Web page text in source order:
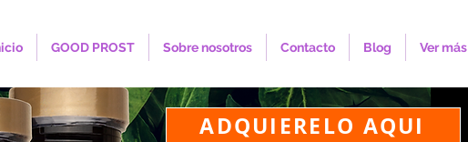
GOOD PROST Sobre nosotros Contacto Blog Ver más
ADQUIERELO AQUI